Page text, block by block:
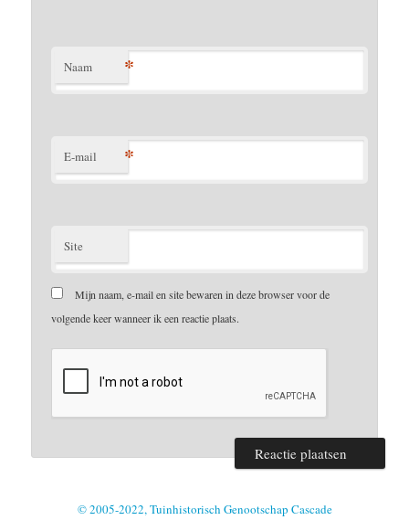
Naam *
E-mail *
Site
Mijn naam, e-mail en site bewaren in deze browser voor de
volgende keer wanneer ik een reactie plaats.
© 2005-2022, Tuinhistorisch Genootschap Cascade